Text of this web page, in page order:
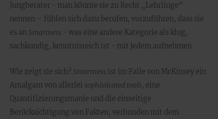
Jungberater - man könnte sie zu Recht „Lehrlinge“
nennen – fühlen sich dazu berufen, vorzuführen, dass sie
es an Smartness - was eine andere Kategorie als klug,
sachkundig, kenntnisreich ist - mit jedem aufnehmen.
Wie zeigt sie sich? Smartness ist im Falle von McKinsey ein
Amalgam von allerlei sophisticated tools, eine
Quantifizierungsmanie und die einseitige
Berücksichtigung von Fakten, verbunden mit dem